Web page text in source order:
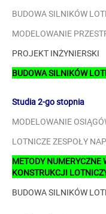
BUDOWA SILNIKÓW
MODELOWANIE
PROJEKT INŻYNIERSKI
BUDOWA SILNIKÓW
Studia 2-go stopnia
MODELOWANIE
LOTNICZE ZESPOŁY
METODY NUMERYCZNE
KONSTRUKCJI
BUDOWA SILNIKÓW